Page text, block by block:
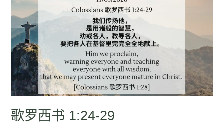
歌罗西书 1:24-29
书
1:24-